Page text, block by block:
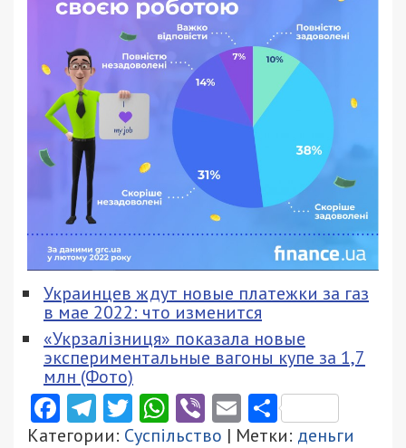
Украинцев ждут новые платежки за газ
в мае 2022: что изменится
«Укрзалізниця» показала новые
экспериментальные вагоны купе за 1,7
млн (Фото)
Facebook
Telegram
Twitter
WhatsApp
ViberEmail
Категории: Суспільство | Метки: деньги